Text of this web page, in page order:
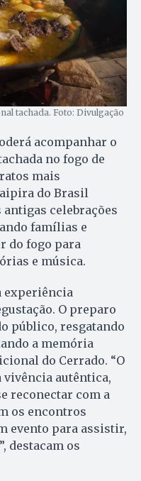
tachada. Foto: Divulgação
acompanhar o
no fogo de
mais
do Brasil
celebrações
famílias e
do fogo para
e música.
experiência
O preparo
público, resgatando
a memória
do Cerrado. “O
autêntica,
reconectar com a
os encontros
evento para assistir,
destacam os